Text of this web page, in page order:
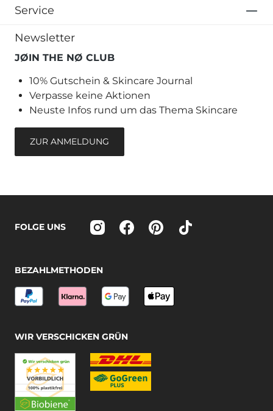
Service
Newsletter
JØIN THE NØ CLUB
10% Gutschein & Skincare Journal
Verpasse keine Aktionen
Neuste Infos rund um das Thema Skincare
ZUR ANMELDUNG
FOLGE UNS
BEZAHLMETHODEN
WIR VERSCHICKEN GRÜN